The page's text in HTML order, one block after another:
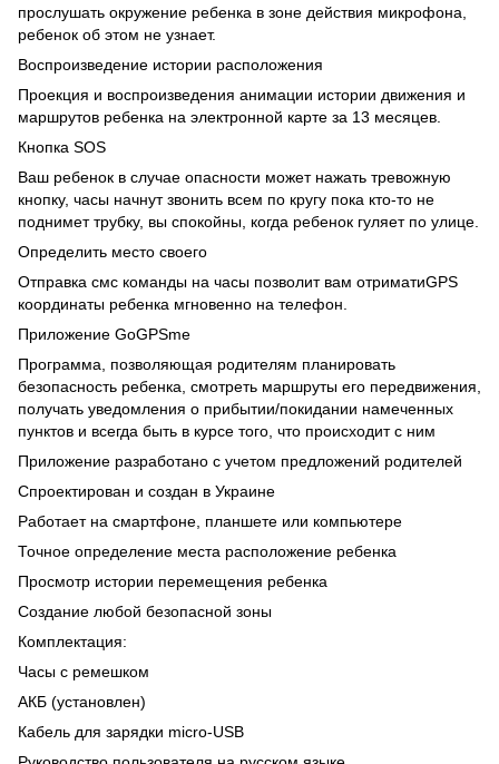
прослушать окружение ребенка в зоне действия микрофона,
ребенок об этом не узнает.
Воспроизведение истории расположения
Проекция и воспроизведения анимации истории движения и
маршрутов ребенка на электронной карте за 13 месяцев.
Кнопка SOS
Ваш ребенок в случае опасности может нажать тревожную
кнопку, часы начнут звонить всем по кругу пока кто-то не
поднимет трубку, вы спокойны, когда ребенок гуляет по улице.
Определить место своего
Отправка смс команды на часы позволит вам отриматиGPS
координаты ребенка мгновенно на телефон.
Приложение GoGPSme
Программа, позволяющая родителям планировать
безопасность ребенка, смотреть маршруты его передвижения,
получать уведомления о прибытии/покидании намеченных
пунктов и всегда быть в курсе того, что происходит с ним
Приложение разработано с учетом предложений родителей
Спроектирован и создан в Украине
Работает на смартфоне, планшете или компьютере
Точное определение места расположение ребенка
Просмотр истории перемещения ребенка
Создание любой безопасной зоны
Комплектация:
Часы с ремешком
АКБ (установлен)
Кабель для зарядки micro-USB